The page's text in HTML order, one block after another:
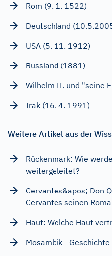
Rom (9. 1. 1522)
Deutschland
USA (5. 11. 1912)
Russland (1881)
Wilhelm II. und "seine
Irak (16. 4. 1991)
Weitere Artikel aus der
Rückenmark: Wie
weitergeleitet?
Cervantes&apos; Don
Cervantes seinen
Haut: Welche Haut
Mosambik - Geschichte